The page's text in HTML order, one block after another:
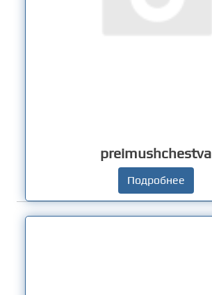
preimushchestva
Подробнее